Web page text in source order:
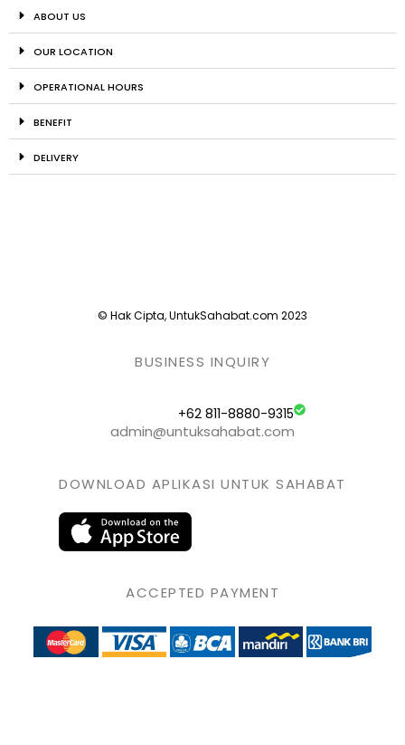
ABOUT US
OUR LOCATION
OPERATIONAL HOURS
BENEFIT
DELIVERY
© Hak Cipta, UntukSahabat.com 2023
BUSINESS INQUIRY
+62 811-8880-9315
admin@untuksahabat.com
DOWNLOAD APLIKASI UNTUK SAHABAT
ACCEPTED PAYMENT